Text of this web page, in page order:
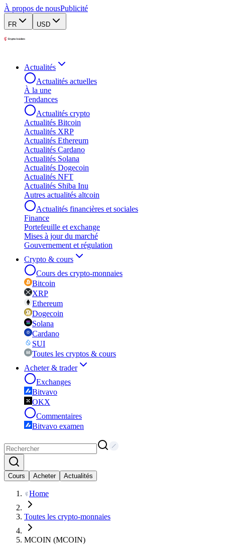
À propos de nousPublicité
FR USD
Actualités
Actualités actuelles
À la une
Tendances
Actualités crypto
Actualités Bitcoin
Actualités XRP
Actualités Ethereum
Actualités Cardano
Actualités Solana
Actualités Dogecoin
Actualités NFT
Actualités Shiba Inu
Autres actualités altcoin
Actualités financières et sociales
Finance
Portefeuille et exchange
Mises à jour du marché
Gouvernement et régulation
Crypto & cours
Cours des crypto-monnaies
Bitcoin
XRP
Ethereum
Dogecoin
Solana
Cardano
SUI
Toutes les cryptos & cours
Acheter & trader
Exchanges
Bitvavo
OKX
Commentaires
Bitvavo examen
Cours Acheter Actualités
Home
Toutes les crypto-monnaies
MCOIN (MCOIN)